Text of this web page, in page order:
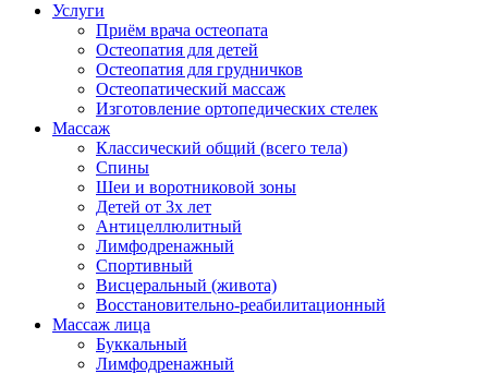
Услуги
Приём врача остеопата
Остеопатия для детей
Остеопатия для грудничков
Остеопатический массаж
Изготовление ортопедических стелек
Массаж
Классический общий (всего тела)
Спины
Шеи и воротниковой зоны
Детей от 3х лет
Антицеллюлитный
Лимфодренажный
Спортивный
Висцеральный (живота)
Восстановительно-реабилитационный
Массаж лица
Буккальный
Лимфодренажный